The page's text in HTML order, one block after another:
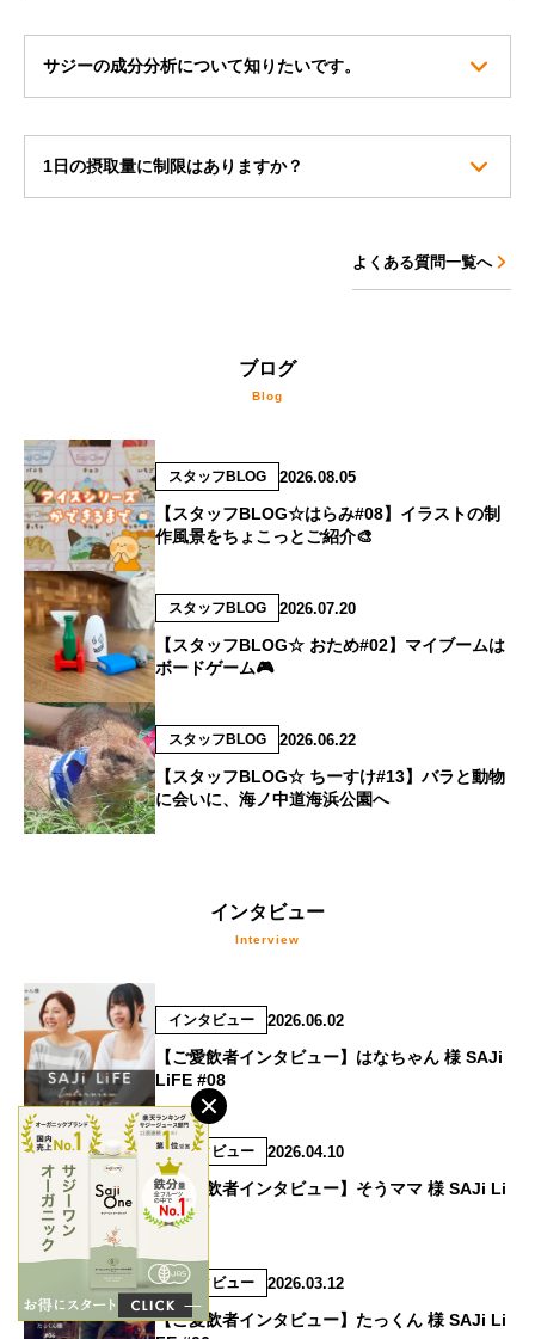
サジーの成分分析について知りたいです。
1日の摂取量に制限はありますか？
よくある質問一覧へ
ブログ
スタッフBLOG 2026.08.05
【スタッフBLOG☆はらみ#08】イラストの制
作風景をちょこっとご紹介🎨
スタッフBLOG 2026.07.20
【スタッフBLOG☆ おため#02】マイブームは
ボードゲーム🎮
スタッフBLOG 2026.06.22
【スタッフBLOG☆ ちーすけ#13】バラと動物
に会いに、海ノ中道海浜公園へ
インタビュー
インタビュー 2026.06.02
【ご愛飲者インタビュー】はなちゃん 様 SAJi
LiFE #08
インタビュー 2026.04.10
【ご愛飲者インタビュー】そうママ 様 SAJi Li
FE #07
インタビュー 2026.03.12
【ご愛飲者インタビュー】たっくん 様 SAJi Li